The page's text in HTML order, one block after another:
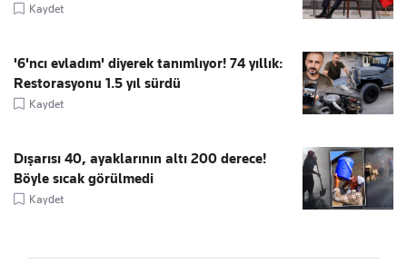
Kaydet
'6'ncı evladım' diyerek tanımlıyor! 74 yıllık:
Restorasyonu 1.5 yıl sürdü
Kaydet
Dışarısı 40, ayaklarının altı 200 derece!
Böyle sıcak görülmedi
Kaydet